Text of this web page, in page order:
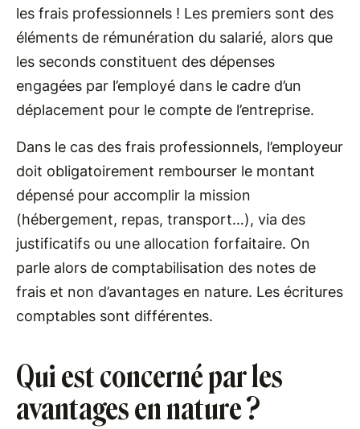
les frais professionnels ! Les premiers sont des
éléments de rémunération du salarié, alors que
les seconds constituent des dépenses
engagées par l’employé dans le cadre d’un
déplacement pour le compte de l’entreprise.
Dans le cas des frais professionnels, l’employeur
doit obligatoirement rembourser le montant
dépensé pour accomplir la mission
(hébergement, repas, transport…), via des
justificatifs ou une allocation forfaitaire. On
parle alors de comptabilisation des notes de
frais et non d’avantages en nature. Les écritures
comptables sont différentes.
Qui est concerné par les
avantages en nature ?